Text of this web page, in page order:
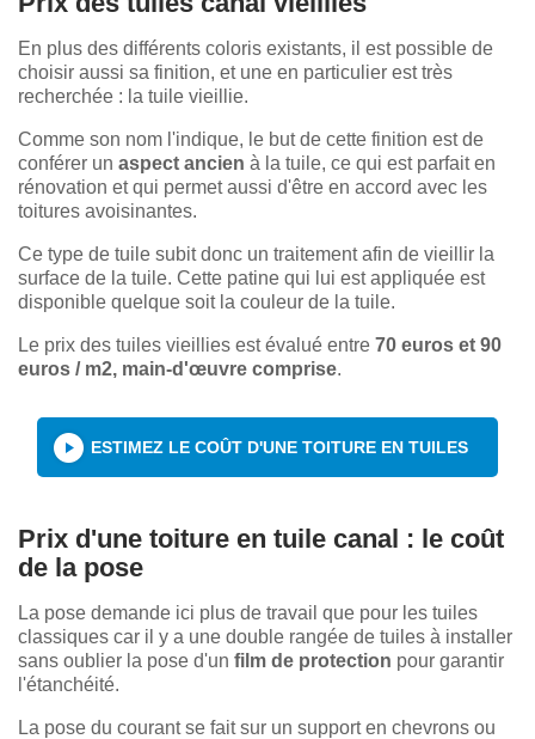
En plus des différents coloris existants, il est possible de
choisir aussi sa finition, et une en particulier est très
recherchée : la tuile vieillie.
Comme son nom l'indique, le but de cette finition est de
conférer un aspect ancien à la tuile, ce qui est parfait en
rénovation et qui permet aussi d'être en accord avec les
toitures avoisinantes.
Ce type de tuile subit donc un traitement afin de vieillir la
surface de la tuile. Cette patine qui lui est appliquée est
disponible quelque soit la couleur de la tuile.
Le prix des tuiles vieillies est évalué entre 70 euros et 90
euros / m2, main-d'œuvre comprise.
ESTIMEZ LE COÛT D'UNE TOITURE EN TUILES
Prix d'une toiture en tuile canal : le coût
de la pose
La pose demande ici plus de travail que pour les tuiles
classiques car il y a une double rangée de tuiles à installer
sans oublier la pose d'un film de protection pour garantir
l'étanchéité.
La pose du courant se fait sur un support en chevrons ou